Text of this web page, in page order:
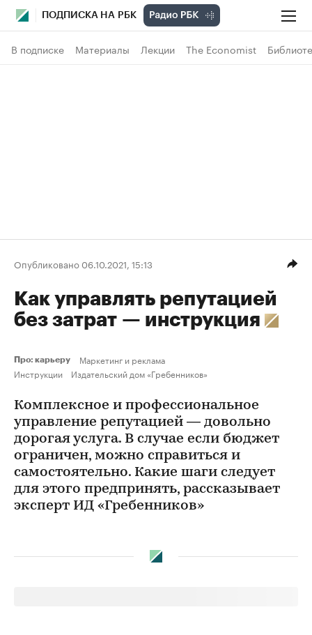
ПОДПИСКА НА РБК
В подписке Материалы Лекции The Economist
Опубликовано 06.10.2021, 15:13
Как управлять репутацией
без затрат — инструкция
Про: карьеру
Маркетинг и реклама
Инструкции
Издательский дом «Гребенников»
Комплексное и профессиональное
управление репутацией — довольно
дорогая услуга. В случае если бюджет
ограничен, можно справиться и
самостоятельно. Какие шаги следует
для этого предпринять, рассказывает
эксперт ИД «Гребенников»